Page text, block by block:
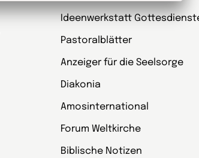
Ideenwerkstatt
Pastoralblätter
Anzeiger für die Seelsorge
Diakonia
Amosinternational
Forum Weltkirche
Biblische Notizen